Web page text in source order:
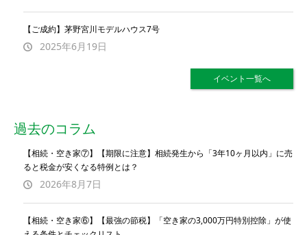
【ご成約】茅野宮川モデルハウス7号
2025年6月19日
イベント一覧へ
過去のコラム
【相続・空き家⑦】【期限に注意】相続発生から「3年10ヶ月以内」に売
ると税金が安くなる特例とは？
2026年8月7日
【相続・空き家⑥】【最強の節税】「空き家の3,000万円特別控除」が使